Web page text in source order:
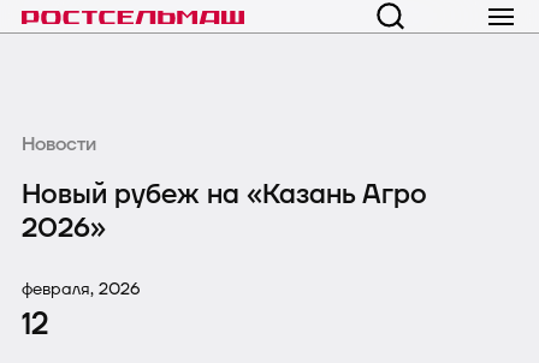
Новости
Новый рубеж на «Казань Агро
2026»
февраля, 2026
12